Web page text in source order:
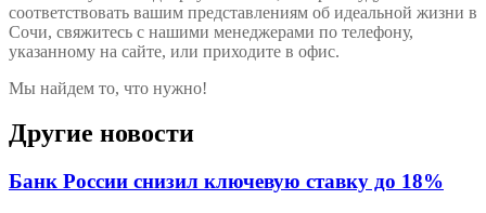
соответствовать вашим представлениям об идеальной жизни в
Сочи, свяжитесь с нашими менеджерами по телефону,
указанному на сайте, или приходите в офис.
Мы найдем то, что нужно!
Другие новости
Банк России снизил ключевую ставку до 18%